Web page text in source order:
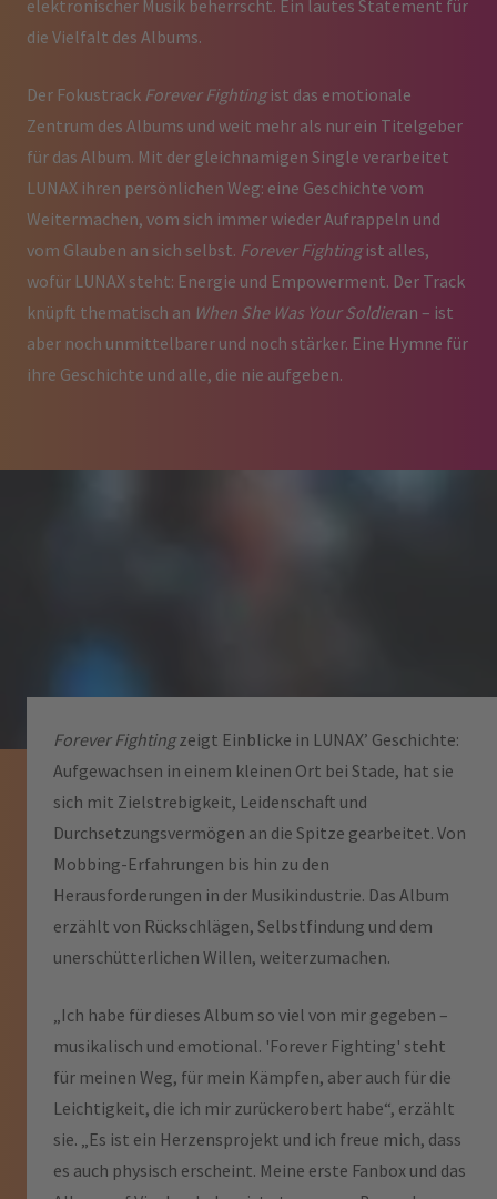
elektronischer Musik beherrscht. Ein lautes Statement für
die Vielfalt des Albums.
Der Fokustrack Forever Fightingist das emotionale
Zentrum des Albums und weit mehr als nur ein Titelgeber
für das Album. Mit der gleichnamigen Single verarbeitet
LUNAX ihren persönlichen Weg: eine Geschichte vom
Weitermachen, vom sich immer wieder Aufrappeln und
vom Glauben an sich selbst. Forever Fightingist alles,
wofür LUNAX steht: Energie und Empowerment. Der Track
knüpft thematisch an When She Was Your Soldieran – ist
aber noch unmittelbarer und noch stärker. Eine Hymne für
ihre Geschichte und alle, die nie aufgeben.
Forever Fightingzeigt Einblicke in LUNAX’ Geschichte:
Aufgewachsen in einem kleinen Ort bei Stade, hat sie
sich mit Zielstrebigkeit, Leidenschaft und
Durchsetzungsvermögen an die Spitze gearbeitet. Von
Mobbing-Erfahrungen bis hin zu den
Herausforderungen in der Musikindustrie. Das Album
erzählt von Rückschlägen, Selbstfindung und dem
unerschütterlichen Willen, weiterzumachen.
„Ich habe für dieses Album so viel von mir gegeben –
musikalisch und emotional. 'Forever Fighting' steht
für meinen Weg, für mein Kämpfen, aber auch für die
Leichtigkeit, die ich mir zurückerobert habe“, erzählt
sie. „ Es ist ein Herzensprojekt und ich freue mich, dass
es auch physisch erscheint. Meine erste Fanbox und das